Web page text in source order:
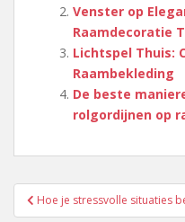
Venster op
Raamdecoratie
Lichtspel Thuis:
Raambekleding
De beste
rolgordijnen op
Hoe je stressvolle situaties